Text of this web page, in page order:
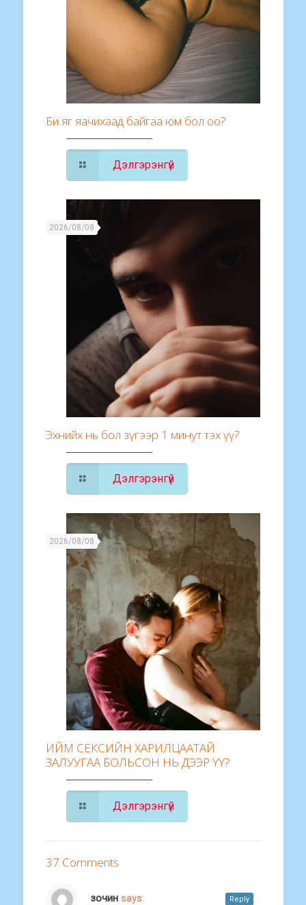
Би яг яачихаад байгаа юм бол оо?
Дэлгэрэнгүй
2026/08/08
Эхнийх нь бол зүгээр 1 минут тэх үү?
Дэлгэрэнгүй
2026/08/08
ИЙМ СЕКСИЙН ХАРИЛЦААТАЙ
ЗАЛУУГАА БОЛЬСОН НЬ ДЭЭР ҮҮ?
Дэлгэрэнгүй
37 Comments
зочин says: Reply